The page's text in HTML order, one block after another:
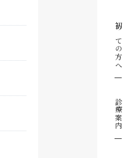
初めての方へ
診療案内